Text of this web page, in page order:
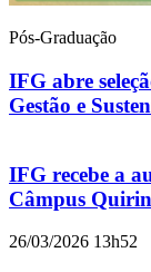
Pós-Graduação
IFG abre
Gestão e
IFG recebe a
Câmpus
26/03/2026 13h52